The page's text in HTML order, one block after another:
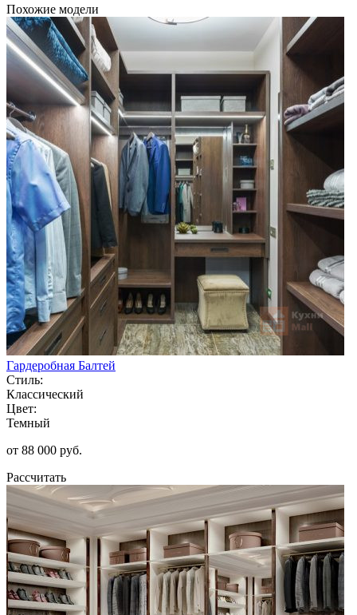
Похожие модели
Гардеробная Балтей
Стиль:
Классический
Цвет:
Темный
от 88 000 руб.
Рассчитать